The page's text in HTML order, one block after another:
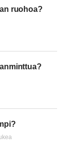
ruohoa?